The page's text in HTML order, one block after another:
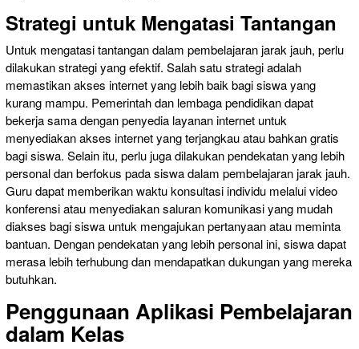
Strategi untuk Mengatasi Tantangan
Untuk mengatasi tantangan dalam pembelajaran jarak jauh, perlu
dilakukan strategi yang efektif. Salah satu strategi adalah
memastikan akses internet yang lebih baik bagi siswa yang
kurang mampu. Pemerintah dan lembaga pendidikan dapat
bekerja sama dengan penyedia layanan internet untuk
menyediakan akses internet yang terjangkau atau bahkan gratis
bagi siswa. Selain itu, perlu juga dilakukan pendekatan yang lebih
personal dan berfokus pada siswa dalam pembelajaran jarak jauh.
Guru dapat memberikan waktu konsultasi individu melalui video
konferensi atau menyediakan saluran komunikasi yang mudah
diakses bagi siswa untuk mengajukan pertanyaan atau meminta
bantuan. Dengan pendekatan yang lebih personal ini, siswa dapat
merasa lebih terhubung dan mendapatkan dukungan yang mereka
butuhkan.
Penggunaan Aplikasi Pembelajaran
dalam Kelas